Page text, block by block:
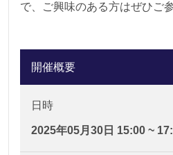
で、ご興味のある方はぜひご
開催概要
日時
2025年05月30日 15:00 ~